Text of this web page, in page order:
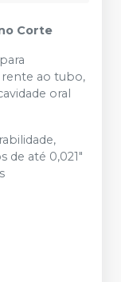
Corte
ao tubo,
oral
de até 0,021"